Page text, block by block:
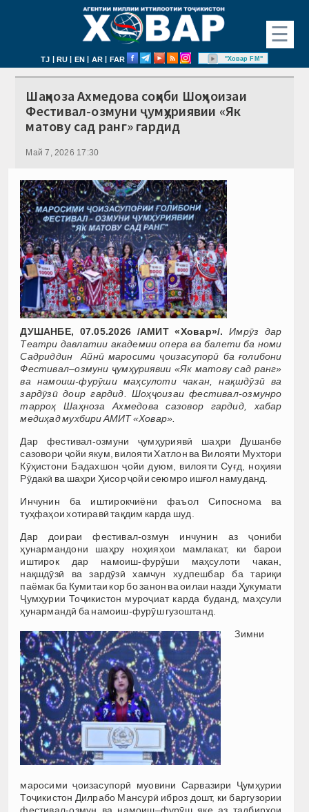
☰
TJ | RU | EN | AR | FAR "Ховар FM"
Шаҳноза Ахмедова соҳиби Шоҳҷоизаи
Фестивал-озмуни ҷумҳуриявии «Як
матову сад ранг» гардид
Май 7, 2026 17:30
ДУШАНБЕ, 07.05.2026 /АМИТ «Ховар»/.
Имрӯз дар
Театри давлатии академии опера ва балети ба номи
Садриддин Айнӣ маросими ҷоизасупорӣ ба ғолибони
Фестивал–озмуни ҷумҳуриявии «Як матову сад ранг»
ва намоиш-фурӯши маҳсулоти чакан, нақшдӯзӣ ва
зардӯзӣ доир гардид. Шоҳҷоизаи фестивал-озмунро
тарроҳ Шаҳноза Ахмедова сазовор гардид, хабар
медиҳад мухбири АМИТ «Ховар».
Дар фестивал-озмуни ҷумҳуриявӣ шаҳри Душанбе
сазовори ҷойи якум, вилояти Хатлон ва Вилояти Мухтори
Кӯҳистони Бадахшон ҷойи дуюм, вилояти Суғд, ноҳияи
Рӯдакӣ ва шаҳри Ҳисор ҷойи сеюмро ишғол намуданд.
Инчунин ба иштирокчиёни фаъол Сипоснома ва
туҳфаҳои хотиравӣ тақдим карда шуд.
Дар доираи фестивал-озмун инчунин аз ҷониби
ҳунармандони шаҳру ноҳияҳои мамлакат, ки барои
иштирок дар намоиш-фурӯши маҳсулоти чакан,
нақшдӯзӣ ва зардӯзӣ хамчун худпешбар ба тариқи
паёмак ба Кумитаи кор бо занон ва оилаи назди Ҳукумати
Ҷумҳурии Тоҷикистон муроҷиат карда буданд, маҳсули
ҳунармандӣ ба намоиш-фурӯш гузоштанд.
Зимни
маросими ҷоизасупорӣ муовини Сарвазири Ҷумҳурии
Тоҷикистон Дилрабо Мансурӣ иброз дошт, ки баргузории